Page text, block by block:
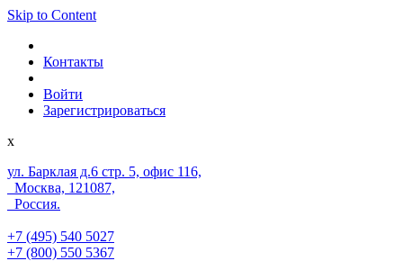
Skip to Content
Контакты
Войти
Зарегистрироваться
x
ул. Барклая д.6 стр. 5, офис 116,
Москва, 121087,
Россия.
+7 (495) 540 5027
+7 (800) 550 5367